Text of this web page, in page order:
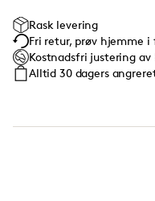
Rask levering
Fri retur, prøv hjemme i
Kostnadsfri justering
Alltid 30 dagers